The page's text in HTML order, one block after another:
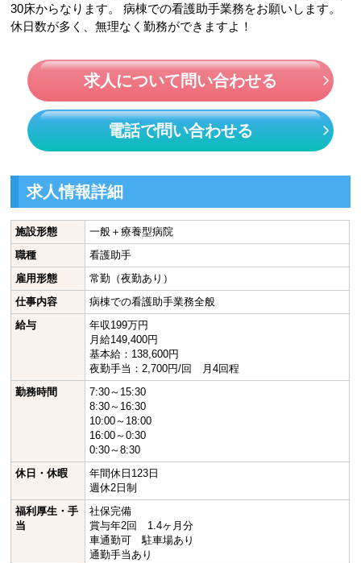
30床からなります。 病棟での看護助手業務をお願いします。
休日数が多く、無理なく勤務ができますよ！
求人について問い合わせる
電話で問い合わせる
求人情報詳細
施設形態
一般＋療養型病院
職種
看護助手
雇用形態
常勤（夜勤あり）
仕事内容
病棟での看護助手業務全般
給与
年収199万円
月給149,400円
基本給：138,600円
夜勤手当：2,700円/回 月4回程
勤務時間
7:30～15:30
8:30～16:30
10:00～18:00
16:00～0:30
0:30～8:30
休日・休暇
年間休日123日
週休2日制
福利厚生・手
当
社保完備
賞与年2回 1.4ヶ月分
車通勤可 駐車場あり
通勤手当あり